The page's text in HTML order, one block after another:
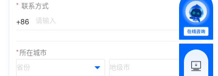
* 联系方式
+86
*所在城市
我的姓名
附加留言